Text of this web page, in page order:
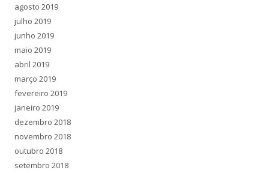
agosto 2019
julho 2019
junho 2019
maio 2019
abril 2019
março 2019
fevereiro 2019
janeiro 2019
dezembro 2018
novembro 2018
outubro 2018
setembro 2018